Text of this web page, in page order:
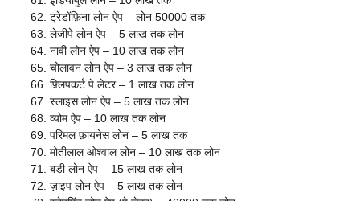
ट्रेडोंफ़िना लोन ऐप – लोन 50000 तक
लेजीपे लोन ऐप – 5 लाख तक लोन
नावी लोन ऐप – 10 लाख तक लोन
चोलावन लोन ऐप – 3 लाख तक लोन
फ़्लिपकर्ट पे लेटर – 1 लाख तक लोन
स्लाइस लोन ऐप – 5 लाख तक लोन
व्योम ऐप – 10 लाख तक लोन
परिमल फ़ायनेस लोन – 5 लाख तक
मोतीलाल ओश्वाल लोन – 10 लाख तक लोन
बडी लोन ऐप – 15 लाख तक लोन
ज़ाइप लोन ऐप – 5 लाख तक लोन